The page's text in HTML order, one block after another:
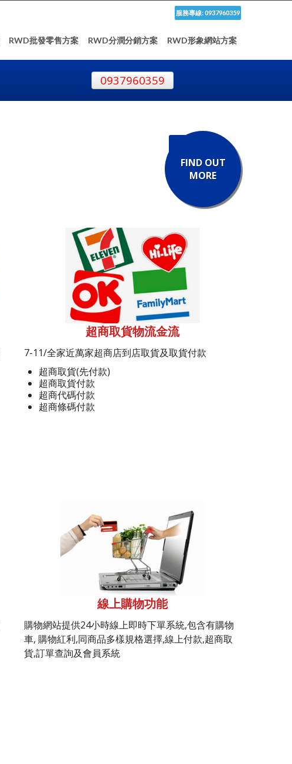
服務專線: 0937960359
RWD批發零售方案 RWD分潤分銷方案 RWD形象網站方案
0937960359
FIND OUT
MORE
超商取貨物流金流
7-11/全家近萬家超商店到店取貨及取貨付款
超商取貨(先付款)
超商取貨付款
超商代碼付款
超商條碼付款
線上購物功能
購物網站提供24小時線上即時下單系統,包含有購物
車, 購物紅利,同商品多樣規格選擇,線上付款,超商取
貨,訂單查詢及會員系統